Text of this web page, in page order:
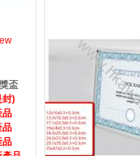
盃
封)
品
品
品